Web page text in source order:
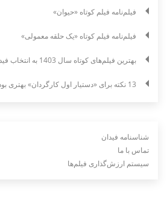
فیلم‌نامه فیلم کوتاه «حیوان»
فیلم‌نامه فیلم کوتاه «یک حلقه معمولی»
بهترین فیلم‌های کوتاه سال 1403 به انتخاب فیدان
13 نکته برای «دستیار اول کارگردان» بهتری بودن
شناسنامه فیدان
تماس با ما
سیستم ارزش‌گذاری فیلم‌ها